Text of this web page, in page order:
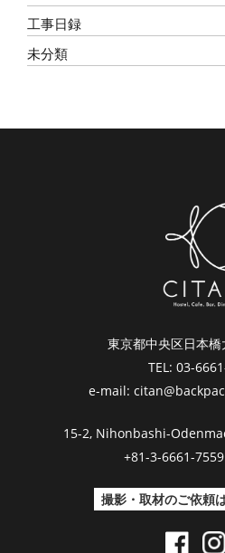
工事日録
未分類
東京都中央区日本
TEL: 03-
e-mail:
15-2, Nihonbashi-
+81-3-6661-
撮影・取材のご依頼